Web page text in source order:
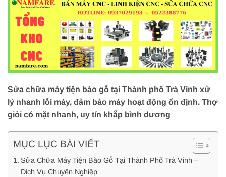
Sửa chữa máy tiện bào gỗ tại Thành phố Trà Vinh xử
lý nhanh lỗi máy, đảm bảo máy hoạt động ổn định. Thợ
giỏi có mặt nhanh, uy tín khắp bình dương
MỤC LỤC BÀI VIẾT
Sửa Chữa Máy Tiện Bào Gỗ Tại Thành Phố Trà Vinh –
Dịch Vụ Chuyên Nghiệp